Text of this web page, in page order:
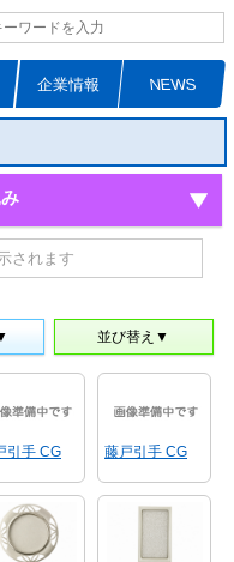
企業情報 NEWS
されます
並び替え▼
引手 CG 藤戸引手 CG